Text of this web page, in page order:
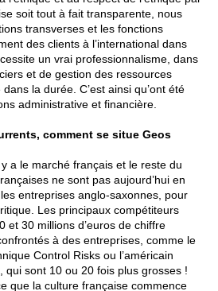
soit tout à fait transparente, nous
transverses et les fonctions
des clients à l’international dans
un vrai professionnalisme, dans
et de gestion des ressources
la durée. C’est ainsi qu’ont été
administrative et financière.
comment se situe Geos
a le marché français et le reste du
ne sont pas aujourd’hui en
entreprises anglo-saxonnes, pour
Les principaux compétiteurs
et 30 millions d’euros de chiffre
à des entreprises, comme le
Control Risks ou l’américain
qui sont 10 ou 20 fois plus grosses !
que la culture française commence